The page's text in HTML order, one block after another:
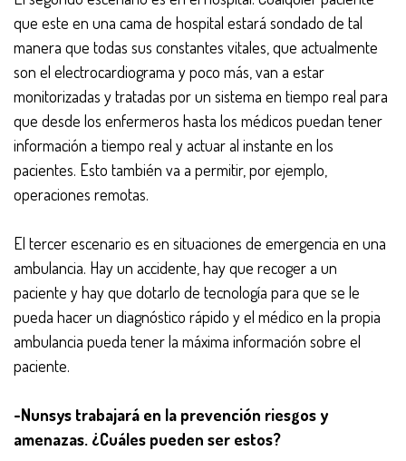
que este en una cama de hospital estará sondado de tal
manera que todas sus constantes vitales, que actualmente
son el electrocardiograma y poco más, van a estar
monitorizadas y tratadas por un sistema en tiempo real para
que desde los enfermeros hasta los médicos puedan tener
información a tiempo real y actuar al instante en los
pacientes. Esto también va a permitir, por ejemplo,
operaciones remotas.
El tercer escenario es en situaciones de emergencia en una
ambulancia. Hay un accidente, hay que recoger a un
paciente y hay que dotarlo de tecnología para que se le
pueda hacer un diagnóstico rápido y el médico en la propia
ambulancia pueda tener la máxima información sobre el
paciente.
-Nunsys trabajará en la prevención riesgos y
amenazas. ¿Cuáles pueden ser estos?